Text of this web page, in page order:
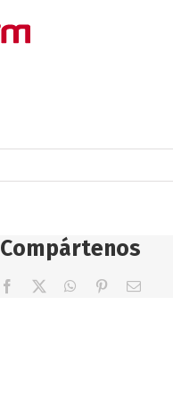
Compártenos
Facebook WhatsApp
PinterestCorreo